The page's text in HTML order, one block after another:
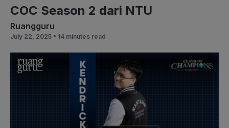
COC Season 2 dari NTU
Ruangguru
July 22, 2025 • 14 minutes read